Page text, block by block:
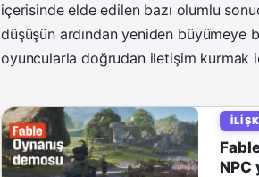
içerisinde elde edilen bazı olumlu
düşüşün ardından yeniden büyümeye
oyuncularla doğrudan iletişim kurmak
NPC